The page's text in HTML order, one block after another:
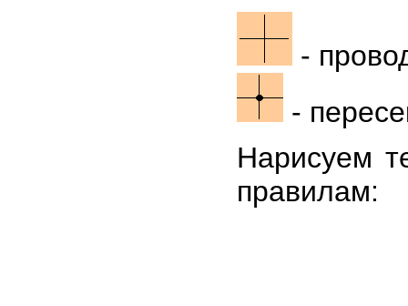
-
-
Нарисуем
правилам: